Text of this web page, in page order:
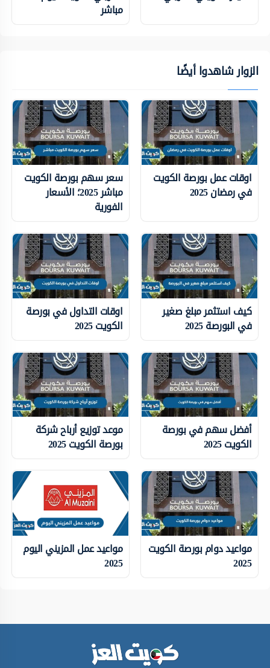
مباشر
الزوار شاهدوا أيضًا
اوقات عمل بورصة الكويت
في رمضان 2025
سعر سهم بورصة الكويت
مباشر 2025؛ الأسعار
الفورية
كيف استثمر مبلغ صغير
في البورصة 2025
اوقات التداول في بورصة
الكويت 2025
أفضل سهم في بورصة
الكويت 2025
موعد توزيع أرباح شركة
بورصة الكويت 2025
مواعيد دوام بورصة الكويت
2025
مواعيد عمل المزيني اليوم
2025